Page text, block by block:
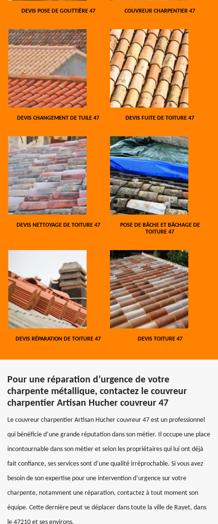
DEVIS POSE DE GOUTTIÈRE 47 COUVREUR CHARPENTIER 47
DEVIS CHANGEMENT DE TUILE 47 DEVIS FUITE DE TOITURE 47
DEVIS NETTOYAGE DE TOITURE 47
POSE DE BÂCHE ET BÂCHAGE DE
TOITURE 47
DEVIS RÉPARATION DE TOITURE 47 DEVIS TOITURE 47
Pour une réparation d’urgence de votre
charpente métallique, contactez le couvreur
charpentier Artisan Hucher couvreur 47
Le couvreur charpentier Artisan Hucher couvreur 47 est un professionnel
qui bénéficie d’une grande réputation dans son métier. Il occupe une place
incontournable dans son métier et selon les propriétaires qui lui ont déjà
fait confiance, ses services sont d’une qualité irréprochable. Si vous avez
besoin de son expertise pour une intervention d’urgence sur votre
charpente, notamment une réparation, contactez à tout moment son
équipe. Cette dernière peut se déplacer dans toute la ville de Rayet, dans
le 47210 et ses environs.